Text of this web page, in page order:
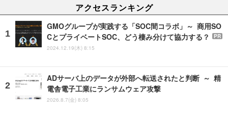
アクセスランキング
GMOグループが実践する「SOC間コラボ」～ 商用SO
CとプライベートSOC、どう棲み分けて協力する？
PR
2024.12.19(木) 8:15
ADサーバ上のデータが外部へ転送されたと判断 ～ 精
電舎電子工業にランサムウェア攻撃
2026.8.7(金) 8:05